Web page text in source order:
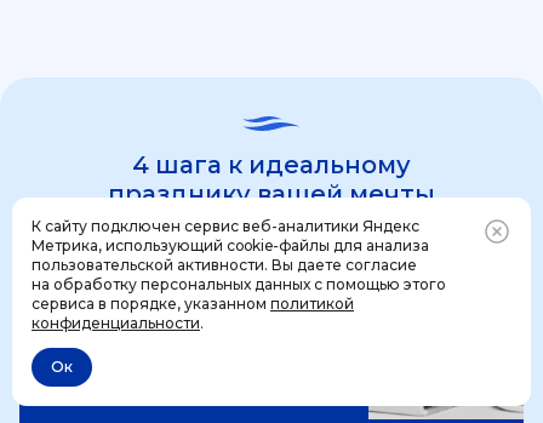
Позвонить+7 (499) 444-31-53
К сайту подключен сервис веб-аналитики Яндекс
Метрика, использующий cookie-файлы для анализа
пользовательской активности. Вы даете согласие
на обработку персональных данных с помощью этого
сервиса в порядке, указанном политикой
конфиденциальности.
Ок
4 шага к идеальному
празднику вашей мечты
1 шаг